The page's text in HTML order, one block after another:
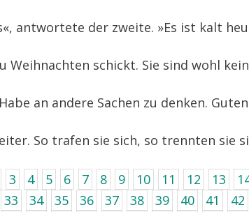
antwortete der zweite. »Es ist kalt
Weihnachten schickt. Sie sind wohl
an andere Sachen zu denken.
So trafen sie sich, so trennten sie
3 4 5 6 7 8 9 10 11 12 13
33 34 35 36 37 38 39 40 41 42